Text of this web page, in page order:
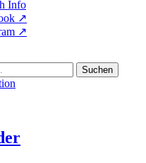
Info
↗︎
↗︎